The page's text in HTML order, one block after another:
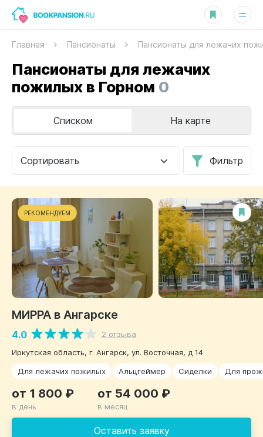
Главная Пансионаты Пансионаты для лежачих
Пансионаты для лежачих
пожилых в Горном 0
Сортировать Фильтр
Списком На карте
РЕКОМЕНДУЕМ
МИРРА в Ангарске
4.0
2 отзыва
Иркутская область, г. Ангарск, ул. Восточная, д 14
Для лежачих пожилых
Альцгеймер Сиделки Для
Оставить заявку
от 1 800 ₽
в день
от 54 000 ₽
в месяц